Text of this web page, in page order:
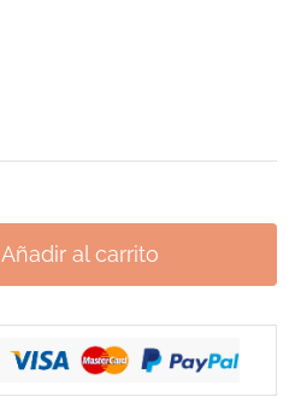
Añadir al carrito